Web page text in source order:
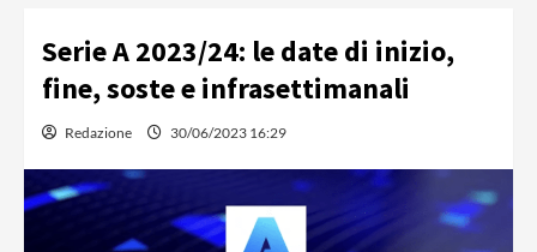
Serie A 2023/24: le date di inizio,
fine, soste e infrasettimanali
Redazione 30/06/2023 16:29